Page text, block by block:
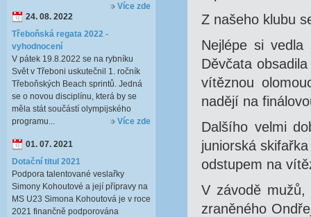
Z našeho klubu
Nejlépe si
Děvčata
vítěznou
nadějí na
Dalšího velmi
juniorská
odstupem na
V závodě
zraněného
Více zde
24. 08. 2022
Třeboňská regata 2022 -
vyhodnocení
V pátek 19.8.2022 se na rybníku
Svět v Třeboni uskutečnil 1. ročník
Třeboňských Beach sprintů. Jedná
se o novou disciplínu, která by se
měla stát součástí olympijského
programu...
Více zde
01. 07. 2021
Dotační titul 2021
Podpora talentované veslařky
Simony Kohoutové a její přípravy na
MS U23 Simona Kohoutová je v roce
2021 finančně podporována